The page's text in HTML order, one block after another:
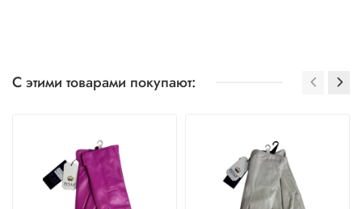
С этими товарами покупают: